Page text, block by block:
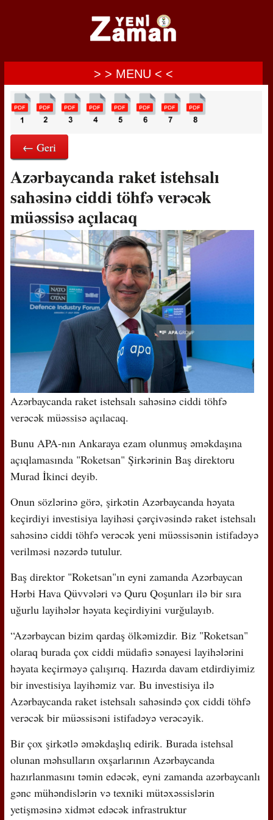
> > MENU < <
← Geri
Azərbaycanda raket istehsalı
sahəsinə ciddi töhfə verəcək
müəssisə açılacaq
Azərbaycanda raket istehsalı sahəsinə ciddi töhfə
verəcək müəssisə açılacaq.
Bunu APA-nın Ankaraya ezam olunmuş əməkdaşına
açıqlamasında "Roketsan" Şirkərinin Baş direktoru
Murad İkinci deyib.
Onun sözlərinə görə, şirkətin Azərbaycanda həyata
keçirdiyi investisiya layihəsi çərçivəsində raket istehsalı
sahəsinə ciddi töhfə verəcək yeni müəssisənin istifadəyə
verilməsi nəzərdə tutulur.
Baş direktor "Roketsan"ın eyni zamanda Azərbaycan
Hərbi Hava Qüvvələri və Quru Qoşunları ilə bir sıra
uğurlu layihələr həyata keçirdiyini vurğulayıb.
“Azərbaycan bizim qardaş ölkəmizdir. Biz "Roketsan"
olaraq burada çox ciddi müdafiə sənayesi layihələrini
həyata keçirməyə çalışırıq. Hazırda davam etdirdiyimiz
bir investisiya layihəmiz var. Bu investisiya ilə
Azərbaycanda raket istehsalı sahəsində çox ciddi töhfə
verəcək bir müəssisəni istifadəyə verəcəyik.
Bir çox şirkətlə əməkdaşlıq edirik. Burada istehsal
olunan məhsulların oxşarlarının Azərbaycanda
hazırlanmasını təmin edəcək, eyni zamanda azərbaycanlı
gənc mühəndislərin və texniki mütəxəssislərin
yetişməsinə xidmət edəcək infrastruktur